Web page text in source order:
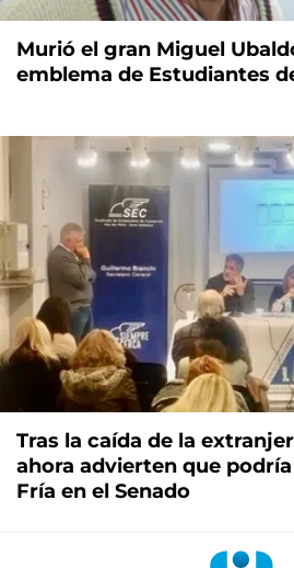
Murió el gran Miguel
emblema de Estudiantes
Tras la caída de la
ahora advierten que
Fría en el Senado